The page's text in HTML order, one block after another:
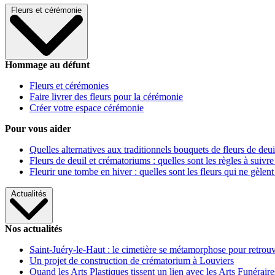
Fleurs et cérémonie
Hommage au défunt
Fleurs et cérémonies
Faire livrer des fleurs pour la cérémonie
Créer votre espace cérémonie
Pour vous aider
Quelles alternatives aux traditionnels bouquets de fleurs de
Fleurs de deuil et crématoriums : quelles sont les règles à
Fleurir une tombe en hiver : quelles sont les fleurs qui ne gèlent
Actualités
Nos actualités
Saint-Juéry-le-Haut : le cimetière se métamorphose pour
Un projet de construction de crématorium à Louviers
Quand les Arts Plastiques tissent un lien avec les Arts